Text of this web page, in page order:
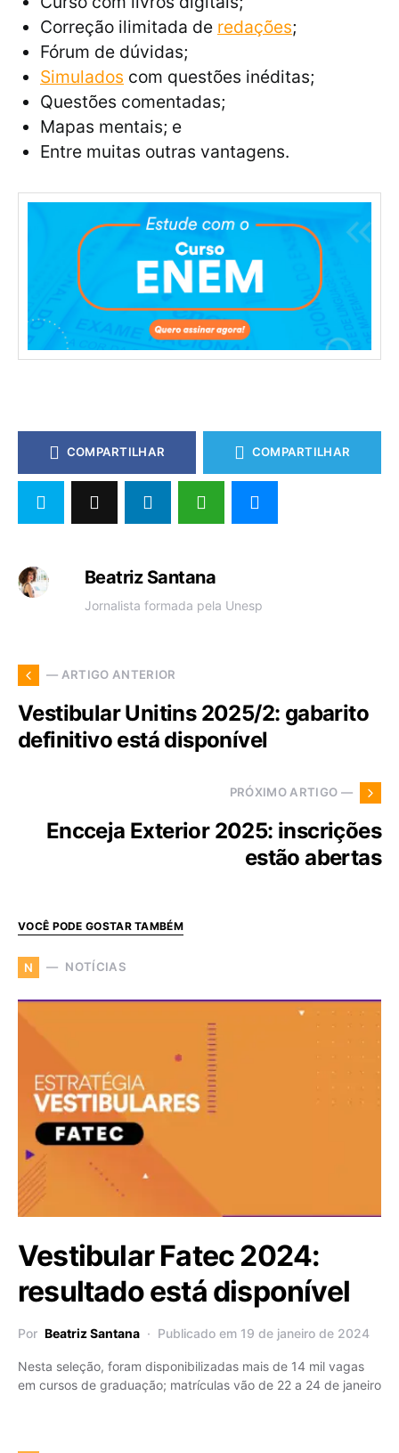
Correção ilimitada de redações;
Fórum de dúvidas;
Simulados com questões inéditas;
Questões comentadas;
Mapas mentais; e
Entre muitas outras vantagens.
COMPARTILHAR COMPARTILHAR
Beatriz Santana
Jornalista formada pela Unesp
— ARTIGO ANTERIOR
Vestibular Unitins 2025/2: gabarito
definitivo está disponível
PRÓXIMO ARTIGO —
Encceja Exterior 2025: inscrições
estão abertas
VOCÊ PODE GOSTAR TAMBÉM
N NOTÍCIAS
Vestibular Fatec 2024:
resultado está disponível
Por Beatriz Santana Publicado em 19 de janeiro de 2024
Nesta seleção, foram disponibilizadas mais de 14 mil vagas
em cursos de graduação; matrículas vão de 22 a 24 de janeiro